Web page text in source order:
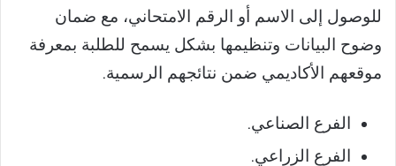
للوصول إلى الاسم أو الرقم الامتحاني، مع ضمان
وضوح البيانات وتنظيمها بشكل يسمح للطلبة بمعرفة
موقعهم الأكاديمي ضمن نتائجهم الرسمية.
الفرع الصناعي.
الفرع الزراعي.